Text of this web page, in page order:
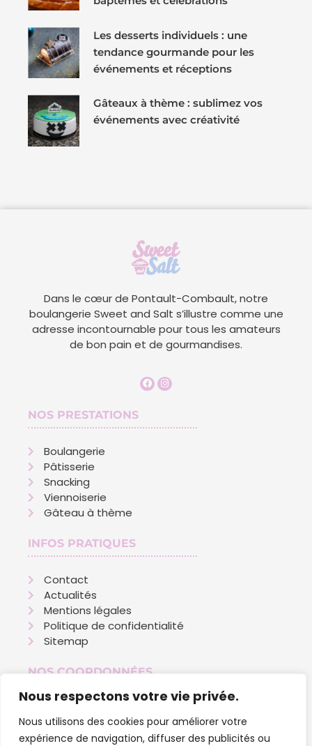
Nous respectons votre vie privée.
Nous utilisons des cookies pour améliorer votre
expérience de navigation, diffuser des publicités ou
Les desserts individuels : une
tendance gourmande pour les
événements et réceptions
Gâteaux à thème : sublimez vos
événements avec créativité
Dans le cœur de Pontault-Combault, notre
boulangerie Sweet and Salt s’illustre comme une
adresse incontournable pour tous les amateurs
de bon pain et de gourmandises.
NOS PRESTATIONS
Boulangerie
Pâtisserie
Snacking
Viennoiserie
Gâteau à thème
INFOS PRATIQUES
Contact
Actualités
Mentions légales
Politique de confidentialité
Sitemap
NOS COORDONNÉES
01 88 33 10 98
92 Rue des Berchères
77340 Pontault-Combault